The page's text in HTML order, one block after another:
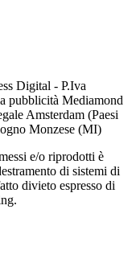
Digital - P.Iva
pubblicità Mediamond
Amsterdam (Paesi
Monzese (MI)
e/o riprodotti è
di sistemi di
divieto espresso di